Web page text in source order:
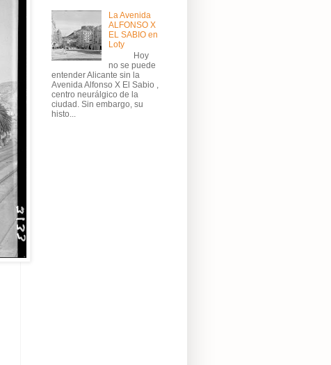
La Avenida
ALFONSO X
EL SABIO en
Loty
Hoy
no se puede
entender Alicante sin la
Avenida Alfonso X El Sabio ,
centro neurálgico de la
ciudad. Sin embargo, su
histo...